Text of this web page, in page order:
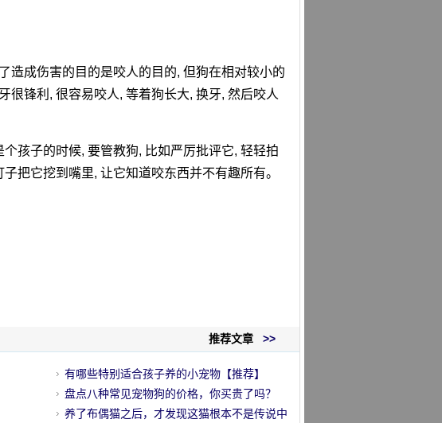
造成伤害的目的是咬人的目的, 但狗在相对较小的
很锋利, 很容易咬人, 等着狗长大, 换牙, 然后咬人
孩子的时候, 要管教狗, 比如严厉批评它, 轻轻拍
把它挖到嘴里, 让它知道咬东西并不有趣所有。
推荐文章 >>
有哪些特别适合孩子养的小宠物【推荐】
盘点八种常见宠物狗的价格，你买贵了吗？
养了布偶猫之后，才发现这猫根本不是传说中